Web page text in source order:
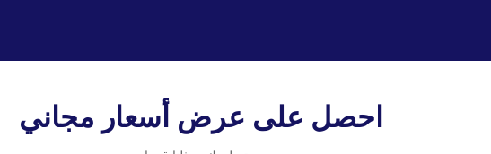
احصل على عرض أسعار مجاني